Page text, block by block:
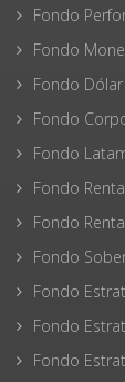
Fondo
Fondo
Fondo
Fondo
Fondo
Fondo
Fondo
Fondo
Fondo
Fondo
Fondo